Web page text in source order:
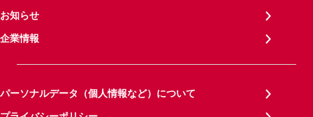
お知らせ
企業情報
パーソナルデータ（個人情報など）について